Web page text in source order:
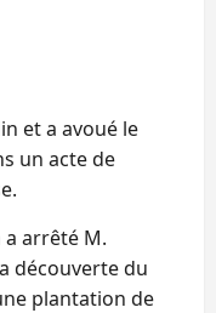
et a avoué le
un acte de
a arrêté M.
découverte du
plantation de